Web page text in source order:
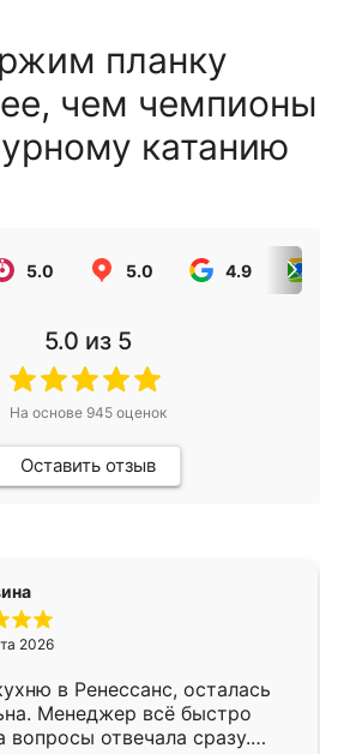
планку
чем чемпионы
катанию
5.0 5.0 4.9
5.0 из 5
На основе 945оценок
Оставить отзыв
2026
в Ренессанс, осталась
Менеджер всё быстро
вопросы отвечала сразу.